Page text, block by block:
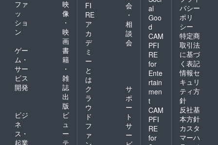
ファ
ッ
ショ
ン
映
像
・
映
画
ゲー
ム・
サー
ビス
開発
書
籍
・
雑
誌
出
版
ビジ
ネ
ス・
起業
ビ
ュ
ー
テ
FI
RE
ア
カ
デ
ミ
ー
と
は
会
・
相
談
会
ク
ラ
ウ
ド
フ
ァ
サ
ポ
ー
ト
サ
ー
al
Goo
d
CAM
PFI
RE
for
Ente
rtain
men
t
CAM
PFI
RE
for
バシー
ポリ
シー
特定商
取引法
に基づ
く表記
情報セ
キュリ
ティ方
針
反社基
本方針
カスタ
マーハ